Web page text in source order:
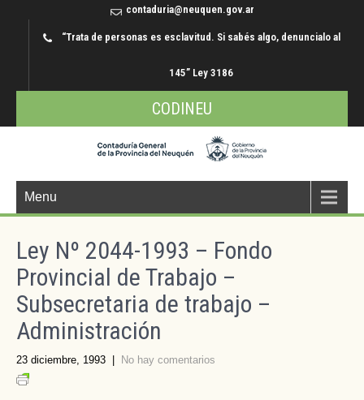
contaduria@neuquen.gov.ar
“Trata de personas es esclavitud. Si sabés algo, denuncialo al
145” Ley 3186
CODINEU
Menu
Ley Nº 2044-1993 – Fondo
Provincial de Trabajo –
Subsecretaria de trabajo –
Administración
23 diciembre, 1993 No hay comentarios